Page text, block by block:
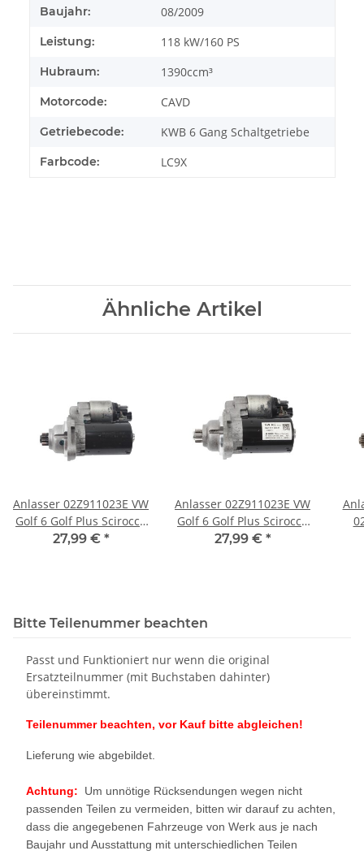
Baujahr: 08/2009
Leistung: 118 kW/160 PS
Hubraum: 1390ccm³
Motorcode: CAVD
Getriebecode: KWB 6 Gang Schaltgetriebe
Farbcode: LC9X
Ähnliche Artikel
Anlasser 02Z911023E VW
Golf 6 Golf Plus Scirocco
1,4 TSI Schaltgetriebe
27,99 € *
Anlasser 02Z911023E VW
Golf 6 Golf Plus Scirocco
1,4 TSI Schaltgetriebe
27,99 € *
Bitte Teilenummer beachten
Passt und Funktioniert nur wenn die original
Ersatzteilnummer (mit Buchstaben dahinter)
übereinstimmt.
Teilenummer beachten, vor Kauf bitte abgleichen!
Lieferung wie abgebildet.
Achtung: Um unnötige Rücksendungen wegen nicht
passenden Teilen zu vermeiden, bitten wir darauf zu achten,
dass die angegebenen Fahrzeuge von Werk aus je nach
Baujahr und Ausstattung mit unterschiedlichen Teilen